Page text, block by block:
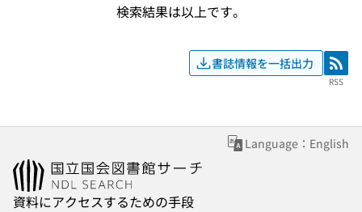
検索結果は以上です。
書誌情報を一括出力 RSS
RSS
Language：English
資料にアクセスするための手段